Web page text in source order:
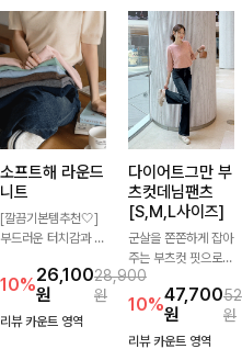
소프트해 라운드
니트
[깔끔기본템추천🤍]
부드러운 터치감과 군
로 매일 손이 가는 자
체제작 니트입니다.
자연스럽게 떨어지는
10%26,100
원
28,900
원
리뷰 카운트 영역
다이어트그만 부
츠컷데님팬츠
[S,M,L사이즈]
군살을 쫀쫀하게 잡아
주는 부츠컷 핏으로
다리 라인을 이쁘고
깔끔하게 만들어주고
진청 색감으로 더욱
슬림해보이는 효과를
10%47,700
원
원
리뷰 카운트 영역